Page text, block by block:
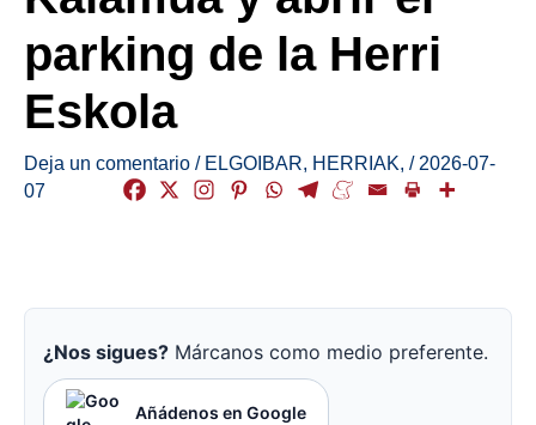
parking de la Herri
Eskola
Deja un comentario / ELGOIBAR, HERRIAK, / 2026-07-
07
¿Nos sigues? Márcanos como medio preferente.
Añádenos en Google